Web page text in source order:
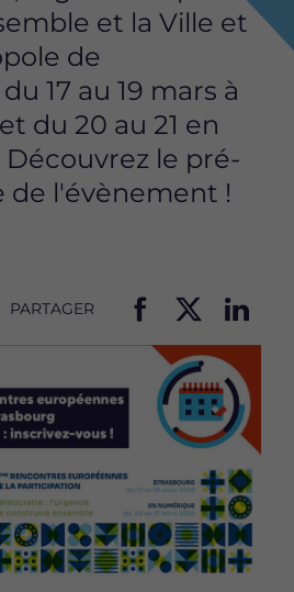
et la Ville et
de
17 au 19 mars à
du 20 au 21 en
le pré-
de l'évènement !
PARTAGER
r
g
e
c
e
t
a
r
a
g
e
r
c
e
t
a
r
t
a
e
r
c
e
t